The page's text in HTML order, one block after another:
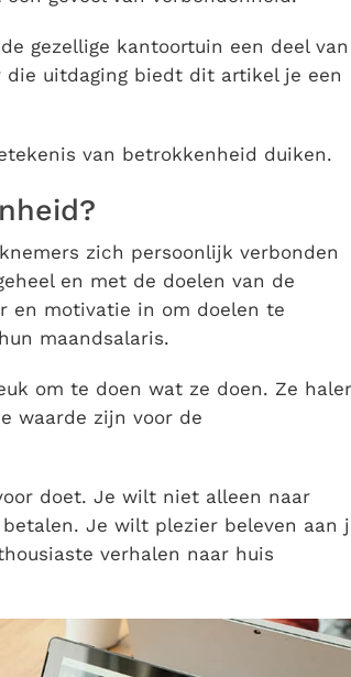
gezellige kantoortuin een deel van
die uitdaging biedt dit artikel je een
van betrokkenheid duiken.
zich persoonlijk verbonden
en met de doelen van de
en motivatie in om doelen te
maandsalaris.
om te doen wat ze doen. Ze
waarde zijn voor de
doet. Je wilt niet alleen naar
Je wilt plezier beleven aan
verhalen naar huis